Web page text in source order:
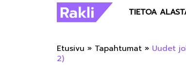
TIETOA
Etusivu » Tapahtumat » Uudet
2)